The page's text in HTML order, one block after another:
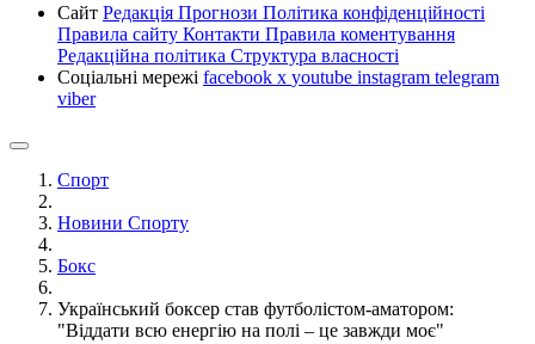
Сайт Редакція Прогнози Політика конфіденційності
Правила сайту Контакти Правила коментування
Редакційна політика Структура власності
Соціальні мережі facebook x youtube instagram telegram
viber
Спорт
Новини Спорту
Бокс
Український боксер став футболістом-аматором:
"Віддати всю енергію на полі – це завжди моє"